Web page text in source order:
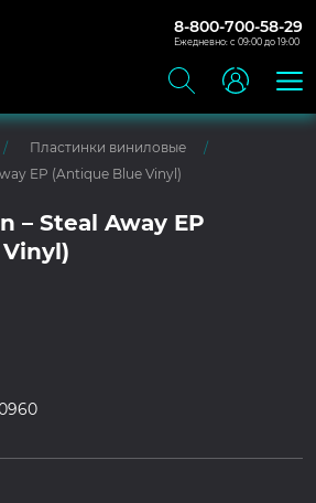
8-800-700-58-29
Ежедневно: с 09:00 до 19:00
Пластинки виниловые
EP (Antique Blue Vinyl)
– Steal Away EP